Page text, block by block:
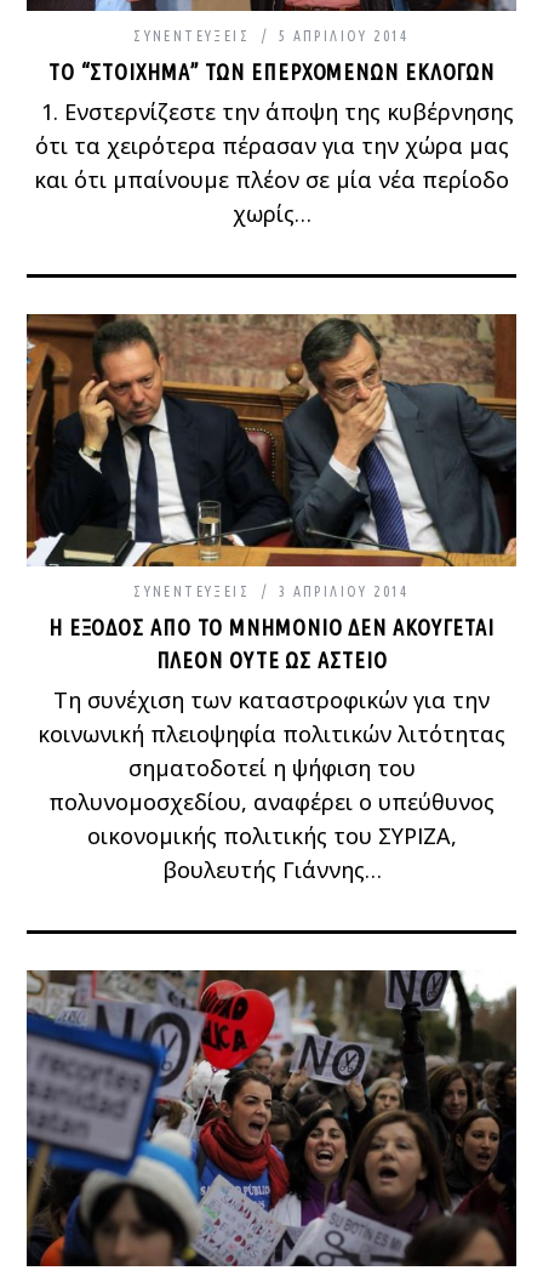
ΣΥΝΕΝΤΕΎΞΕΙΣ 5 ΑΠΡΙΛΊΟΥ 2014
ΤΟ “ΣΤΟΊΧΗΜΑ” ΤΩΝ ΕΠΕΡΧΌΜΕΝΩΝ ΕΚΛΟΓΏΝ
1. Ενστερνίζεστε την άποψη της κυβέρνησης
ότι τα χειρότερα πέρασαν για την χώρα μας
και ότι μπαίνουμε πλέον σε μία νέα περίοδο
χωρίς…
ΣΥΝΕΝΤΕΎΞΕΙΣ 3 ΑΠΡΙΛΊΟΥ 2014
Η ΈΞΟΔΟΣ ΑΠΌ ΤΟ ΜΝΗΜΌΝΙΟ ΔΕΝ ΑΚΟΎΓΕΤΑΙ
ΠΛΈΟΝ ΟΎΤΕ ΩΣ ΑΣΤΕΊΟ
Τη συνέχιση των καταστροφικών για την
κοινωνική πλειοψηφία πολιτικών λιτότητας
σηματοδοτεί η ψήφιση του
πολυνομοσχεδίου, αναφέρει ο υπεύθυνος
οικονομικής πολιτικής του ΣΥΡΙΖΑ,
βουλευτής Γιάννης…